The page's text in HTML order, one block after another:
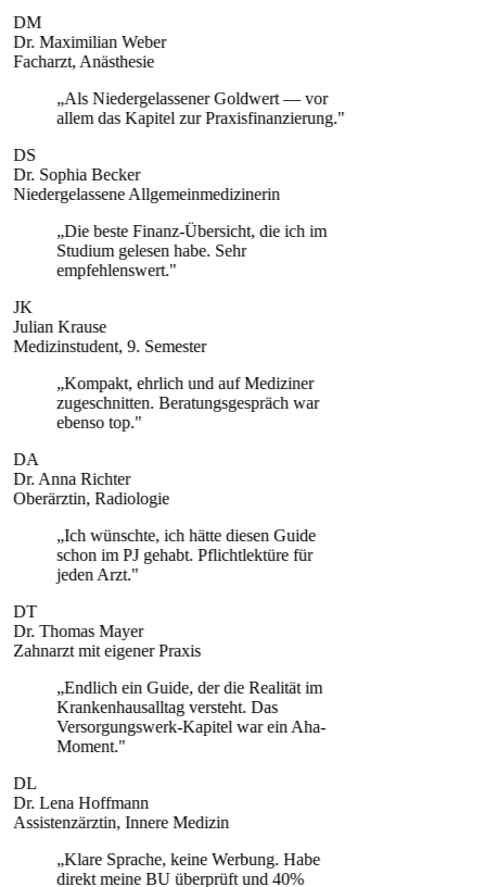
DM
Dr. Maximilian Weber
Facharzt, Anästhesie
„Als Niedergelassener Goldwert — vor
allem das Kapitel zur Praxisfinanzierung."
DS
Dr. Sophia Becker
Niedergelassene Allgemeinmedizinerin
„Die beste Finanz-Übersicht, die ich im
Studium gelesen habe. Sehr
empfehlenswert."
JK
Julian Krause
Medizinstudent, 9. Semester
„Kompakt, ehrlich und auf Mediziner
zugeschnitten. Beratungsgespräch war
ebenso top."
DA
Dr. Anna Richter
Oberärztin, Radiologie
„Ich wünschte, ich hätte diesen Guide
schon im PJ gehabt. Pflichtlektüre für
jeden Arzt."
DT
Dr. Thomas Mayer
Zahnarzt mit eigener Praxis
„Endlich ein Guide, der die Realität im
Krankenhausalltag versteht. Das
Versorgungswerk-Kapitel war ein Aha-
Moment."
DL
Dr. Lena Hoffmann
Assistenzärztin, Innere Medizin
„Klare Sprache, keine Werbung. Habe
direkt meine BU überprüft und 40%